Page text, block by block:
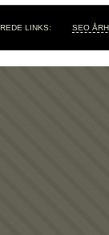
LINKS: SEO